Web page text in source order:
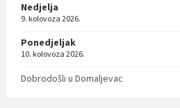
Nedjelja
9. kolovoza 2026.
Ponedjeljak
10. kolovoza 2026.
Dobrodošli u Domaljevac